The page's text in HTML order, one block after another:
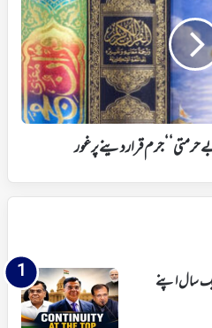
جرم قرار دینے پر غور
سال اپنے